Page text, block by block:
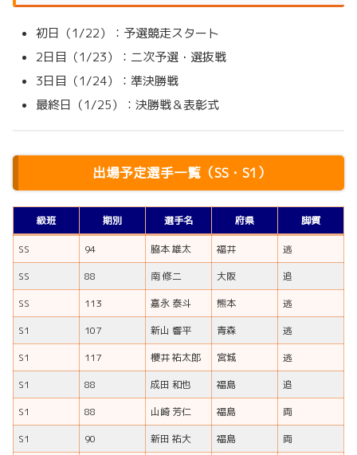
初日（1/22）：予選競走スタート
2日目（1/23）：二次予選・選抜戦
3日目（1/24）：準決勝戦
最終日（1/25）：決勝戦＆表彰式
出場予定選手一覧（SS・S1）
級班 期別 選手名 府県 脚質
SS 94 脇本 雄太 福井
逃
SS
88 南 修二 大阪
追
SS
113 嘉永 泰斗 熊本
逃
S1
107 新山 響平 青森
逃
S1
117 櫻井 祐太郎 宮城
逃
S1
88 成田 和也 福島
追
S1
88 山崎 芳仁 福島
両
S1
90 新田 祐大 福島
両